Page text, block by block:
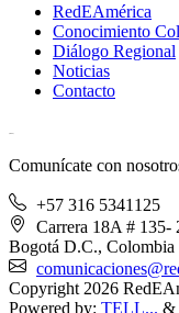
RedEAmérica
Conocimiento
Diálogo Regional
Noticias
Contacto
Comunícate con
+57 316 5341125
Carrera 18A # 135-
Bogotá D.C., Colombia
Copyright 2026
Powered by: TELL... &